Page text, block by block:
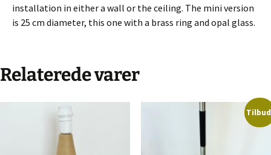
installation in either a wall or the ceiling. The mini version
is 25 cm diameter, this one with a brass ring and opal glass.
Relaterede varer